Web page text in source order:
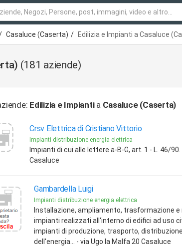
Casaluce (Caserta) Edilizia e Impianti a Casaluce
(181 aziende)
Edilizia e Impiantia Casaluce (Caserta)
Crsv Elettrica di Cristiano Vittorio
Impianti distribuzione energia elettrica
Impianti di cui alle lettere a-B-G, art. 1 - L. 46/
Casaluce
Gambardella Luigi
Impianti distribuzione energia elettrica
Installazione, ampliamento, trasformazione
impianti realizzati all'interno di edifici ad uso
impianti di produzione, trasporto,
dell'energia... - via Ugo la Malfa 20 Casaluce